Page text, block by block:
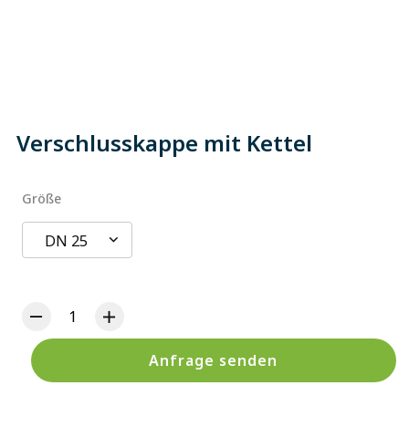
Verschlusskappe mit Kettel
Größe
DN 25
Anfrage senden